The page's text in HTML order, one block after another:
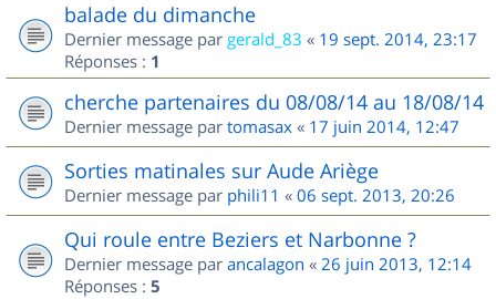
balade du dimanche
Dernier message par gerald_83 « 19 sept. 2014, 23:17
Réponses : 1
cherche partenaires du 08/08/14 au 18/08/14
Dernier message par tomasax « 17 juin 2014, 12:47
Sorties matinales sur Aude Ariège
Dernier message par phili11 « 06 sept. 2013, 20:26
Qui roule entre Beziers et Narbonne ?
Dernier message par ancalagon « 26 juin 2013, 12:14
Réponses : 5